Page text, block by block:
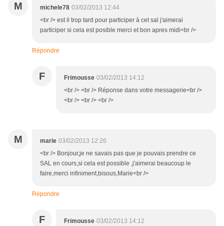
M michele78 03/02/2013 12:44
<br /> est il trop tard pour participer à cet sal j'aimerai
participer si cela est posible merci et bon apres midi<br />
Répondre
F Frimousse 03/02/2013 14:12
<br /> <br /> Réponse dans votre messagerie<br />
<br /> <br /> <br />
M marie 03/02/2013 12:26
<br /> Bonjour,je ne savais pas que je pouvais prendre ce
SAL en cours,si cela est possible ,j'aimerai beaucoup le
faire,merci infiniment,bisous,Marie<br />
Répondre
F Frimousse 03/02/2013 14:12